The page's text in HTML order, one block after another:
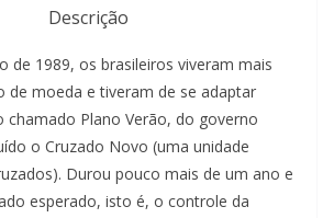
Descrição
de 1989, os brasileiros viveram mais
de moeda e tiveram de se adaptar
chamado Plano Verão, do governo
o Cruzado Novo (uma unidade
Durou pouco mais de um ano e
esperado, isto é, o controle da